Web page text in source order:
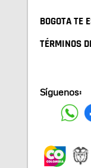
BOGOTA TE
TÉRMINOS
Síguenos: